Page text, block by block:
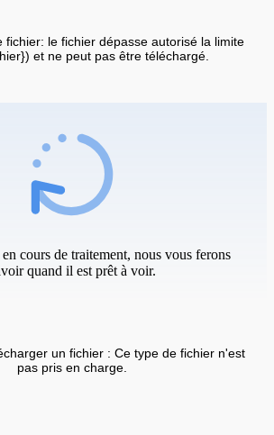
fichier: le fichier dépasse autorisé la limite
et ne peut pas être téléchargé.
cours de traitement, nous vous ferons
quand il est prêt à voir.
un fichier : Ce type de fichier n'est
pas pris en charge.